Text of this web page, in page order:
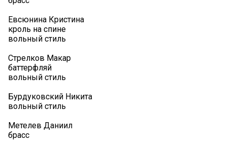
Евсюнина Кристина
кроль на спине
вольный стиль
Стрелков Макар
баттерфляй
вольный стиль
Бурдуковский Никита
вольный стиль
Метелев Даниил
брасс